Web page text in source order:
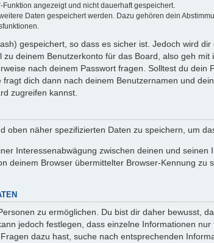
angezeigt und nicht dauerhaft gespeichert.
Daten gespeichert werden. Dazu gehören dein
gespeichert, so dass es sicher ist. Jedoch wird
deinem Benutzerkonto für das Board, also geh
nach deinem Passwort fragen. Solltest du
dich dann nach deinem Benutzernamen und
zugreifen kannst.
oben näher spezifizierten Daten zu speichern, um
Interessenabwägung zwischen deinen und
deinem Browser übermittelter Browser-Kennung
zu ermöglichen. Du bist dir daher bewusst,
jedoch festlegen, dass einzelne Informationen
dazu hast, suche nach entsprechenden